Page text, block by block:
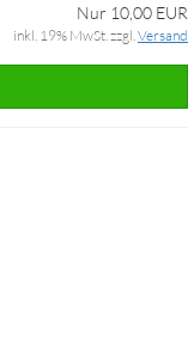
Nur 10,00 EUR
inkl. 19% MwSt. zzgl.Versand